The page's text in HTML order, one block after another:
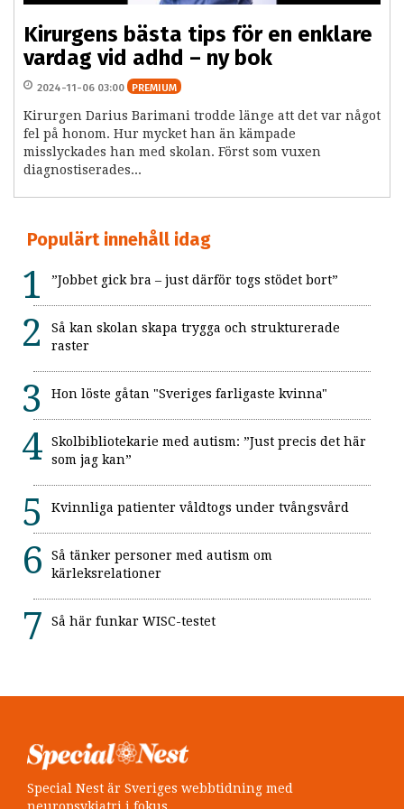
Kirurgens bästa tips för en enklare
vardag vid adhd – ny bok
2024-11-06 03:00 PREMIUM
Kirurgen Darius Barimani trodde länge att det var något
fel på honom. Hur mycket han än kämpade
misslyckades han med skolan. Först som vuxen
diagnostiserades...
Populärt innehåll idag
”Jobbet gick bra – just därför togs stödet bort”
Så kan skolan skapa trygga och strukturerade
raster
Hon löste gåtan "Sveriges farligaste kvinna"
Skolbibliotekarie med autism: ”Just precis det här
som jag kan”
Kvinnliga patienter våldtogs under tvångsvård
Så tänker personer med autism om
kärleksrelationer
Så här funkar WISC-testet
Special Nest är Sveriges webbtidning med